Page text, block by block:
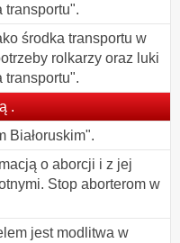
transportu".
środka transportu w
rolkarzy oraz luki
transportu".
.
Białoruskim".
o aborcji i z jej
Stop aborterom w
jest modlitwa w